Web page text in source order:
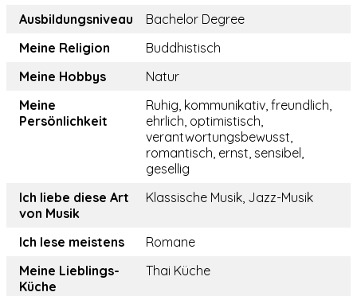
Ausbildungsniveau
Bachelor Degree
Meine Religion
Buddhistisch
Meine Hobbys
Natur
Meine
Persönlichkeit
Ruhig, kommunikativ, freundlich,
ehrlich, optimistisch,
verantwortungsbewusst,
romantisch, ernst, sensibel,
gesellig
Ich liebe diese Art
von Musik
Klassische Musik, Jazz-Musik
Ich lese meistens
Romane
Meine Lieblings-
Küche
Thai Küche